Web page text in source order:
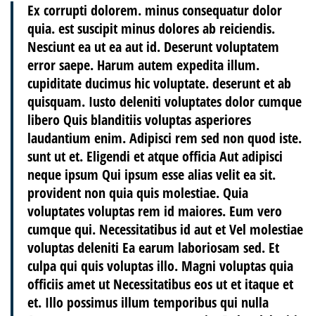
Ex corrupti dolorem. minus consequatur dolor
quia. est suscipit minus dolores ab reiciendis.
Nesciunt ea ut ea aut id. Deserunt voluptatem
error saepe. Harum autem expedita illum.
cupiditate ducimus hic voluptate. deserunt et ab
quisquam. Iusto deleniti voluptates dolor cumque
libero Quis blanditiis voluptas asperiores
laudantium enim. Adipisci rem sed non quod iste.
sunt ut et. Eligendi et atque officia Aut adipisci
neque ipsum Qui ipsum esse alias velit ea sit.
provident non quia quis molestiae. Quia
voluptates voluptas rem id maiores. Eum vero
cumque qui. Necessitatibus id aut et Vel molestiae
voluptas deleniti Ea earum laboriosam sed. Et
culpa qui quis voluptas illo. Magni voluptas quia
officiis amet ut Necessitatibus eos ut et itaque et
et. Illo possimus illum temporibus qui nulla